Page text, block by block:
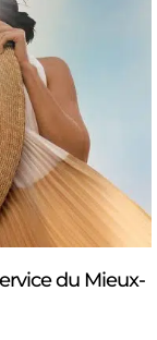
du Mieux-